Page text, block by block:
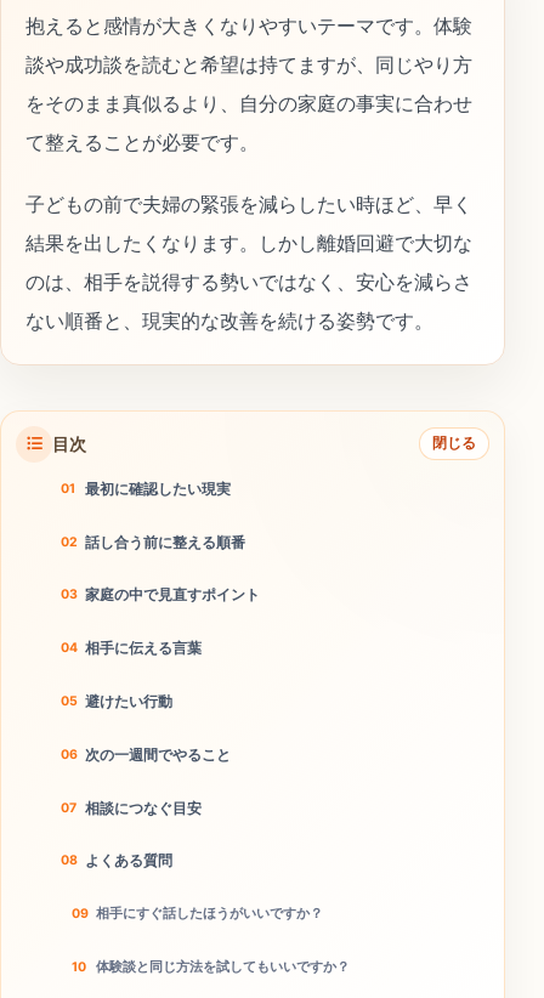
抱えると感情が大きくなりやすいテーマです。体験
談や成功談を読むと希望は持てますが、同じやり方
をそのまま真似るより、自分の家庭の事実に合わせ
て整えることが必要です。
子どもの前で夫婦の緊張を減らしたい時ほど、早く
結果を出したくなります。しかし離婚回避で大切な
のは、相手を説得する勢いではなく、安心を減らさ
ない順番と、現実的な改善を続ける姿勢です。
目次 閉じる
最初に確認したい現実
話し合う前に整える順番
家庭の中で見直すポイント
相手に伝える言葉
避けたい行動
次の一週間でやること
相談につなぐ目安
よくある質問
相手にすぐ話したほうがいいですか？
体験談と同じ方法を試してもいいですか？